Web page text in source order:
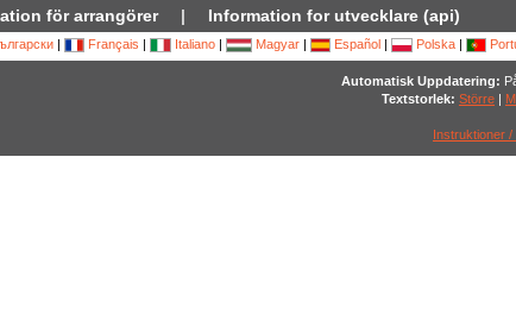
för arrangörer | Information for utvecklare (api)
| Français | Italiano| Magyar| Español| Polska|
Automatisk Uppdatering:
Textstorlek: Större |
Instruktioner /